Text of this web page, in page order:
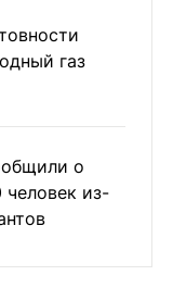
газ
о
человек из-